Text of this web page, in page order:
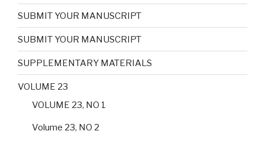
SUBMIT YOUR MANUSCRIPT
SUBMIT YOUR MANUSCRIPT
SUPPLEMENTARY MATERIALS
VOLUME 23
VOLUME 23, NO 1
Volume 23, NO 2